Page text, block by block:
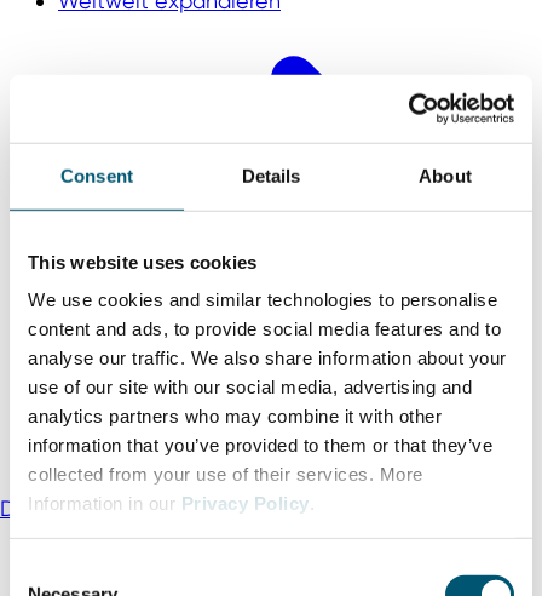
Consent Details About
This website uses cookies
We use cookies and similar technologies to personalise
content and ads, to provide social media features and to
analyse our traffic. We also share information about your
use of our site with our social media, advertising and
analytics partners who may combine it with other
information that you’ve provided to them or that they’ve
collected from your use of their services. More
Information in our Privacy Policy.
Das spricht für NRW